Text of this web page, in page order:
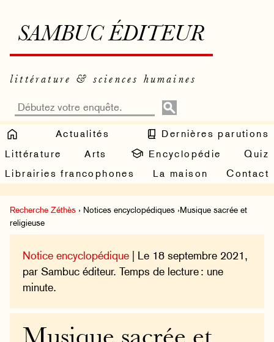
SAMBUC ÉDITEUR
littérature & sciences humaines
Actualités
Dernières parutions
Littérature
Arts Encyclopédie
Quiz
Librairies francophones
La maison Contact
Recherche Zéthès › Notices encyclopédiques ›Musique sacrée et
religieuse
Notice encyclopédique | Le 18 septembre 2021,
par Sambuc éditeur. Temps de lecture : une
minute.